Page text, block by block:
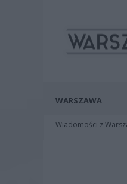
WARSZAWA
Wiadomości z